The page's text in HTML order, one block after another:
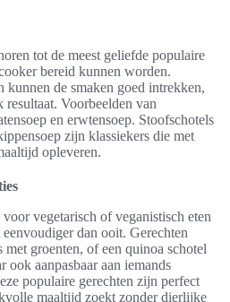
tot de meest geliefde populaire
bereid kunnen worden.
de smaken goed intrekken,
Voorbeelden van
en erwtensoep. Stoofschotels
zijn klassiekers die met
opleveren.
voor vegetarisch of veganistisch eten
dan ooit. Gerechten
met groenten, of een quinoa schotel
ook aanpasbaar aan iemands
populaire gerechten zijn perfect
maaltijd zoekt zonder dierlijke